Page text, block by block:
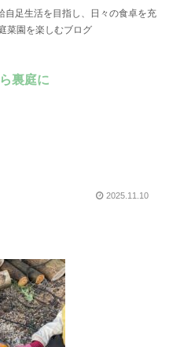
自足生活を目指し、日々の食卓を充
菜園を楽しむブログ
裏庭に
2025.11.10